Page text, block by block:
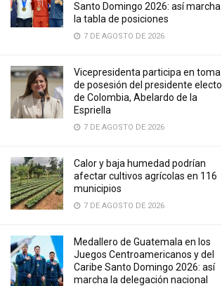
Santo Domingo 2026: así marcha
la tabla de posiciones
7 DE AGOSTO DE 2026
Vicepresidenta participa en toma
de posesión del presidente electo
de Colombia, Abelardo de la
Espriella
7 DE AGOSTO DE 2026
Calor y baja humedad podrían
afectar cultivos agrícolas en 116
municipios
7 DE AGOSTO DE 2026
Medallero de Guatemala en los
Juegos Centroamericanos y del
Caribe Santo Domingo 2026: así
marcha la delegación nacional